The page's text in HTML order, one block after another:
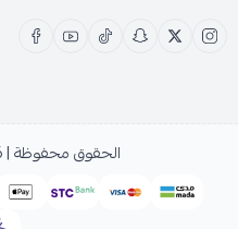
الحقوق محفوظة | 2026